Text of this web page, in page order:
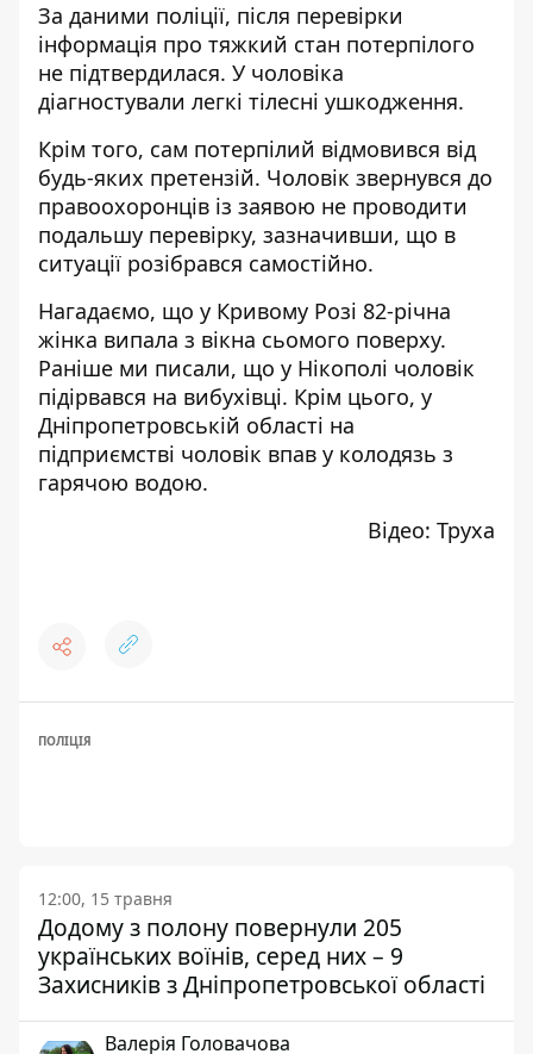
За даними поліції, після перевірки
інформація про тяжкий стан потерпілого
не підтвердилася. У чоловіка
діагностували легкі тілесні ушкодження.
Крім того, сам потерпілий відмовився від
будь-яких претензій. Чоловік звернувся до
правоохоронців із заявою не проводити
подальшу перевірку, зазначивши, що в
ситуації розібрався самостійно.
Нагадаємо, що у Кривому Розі 82-річна
жінка випала з вікна сьомого поверху.
Раніше ми писали, що у Нікополі чоловік
підірвався на вибухівці. Крім цього, у
Дніпропетровській області на
підприємстві чоловік впав у колодязь з
гарячою водою.
Відео: Труха
ПОЛІЦІЯ
12:00, 15 травня
Додому з полону повернули 205
українських воїнів, серед них – 9
Захисників з Дніпропетровської області
Валерія Головачова